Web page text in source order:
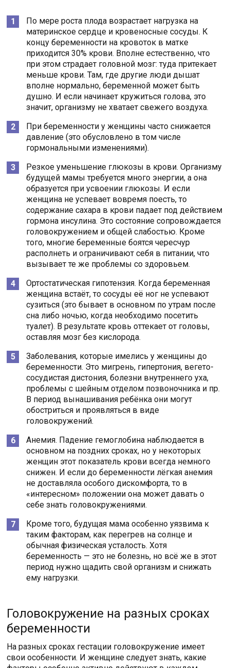
По мере роста плода возрастает нагрузка на
материнское сердце и кровеносные сосуды. К
концу беременности на кровоток в матке
приходится 30% крови. Вполне естественно, что
при этом страдает головной мозг: туда притекает
меньше крови. Там, где другие люди дышат
вполне нормально, беременной может быть
душно. И если начинает кружиться голова, это
значит, организму не хватает свежего воздуха.
При беременности у женщины часто снижается
давление (это обусловлено в том числе
гормональными изменениями).
Резкое уменьшение глюкозы в крови. Организму
будущей мамы требуется много энергии, а она
образуется при усвоении глюкозы. И если
женщина не успевает вовремя поесть, то
содержание сахара в крови падает под действием
гормона инсулина. Это состояние сопровождается
головокружением и общей слабостью. Кроме
того, многие беременные боятся чересчур
располнеть и ограничивают себя в питании, что
вызывает те же проблемы со здоровьем.
Ортостатическая гипотензия. Когда беременная
женщина встаёт, то сосуды её ног не успевают
сузиться (это бывает в основном по утрам после
сна либо ночью, когда необходимо посетить
туалет). В результате кровь оттекает от головы,
оставляя мозг без кислорода.
Заболевания, которые имелись у женщины до
беременности. Это мигрень, гипертония, вегето-
сосудистая дистония, болезни внутреннего уха,
проблемы с шейным отделом позвоночника и пр.
В период вынашивания ребёнка они могут
обостриться и проявляться в виде
головокружений.
Анемия. Падение гемоглобина наблюдается в
основном на поздних сроках, но у некоторых
женщин этот показатель крови всегда немного
снижен. И если до беременности лёгкая анемия
не доставляла особого дискомфорта, то в
«интересном» положении она может давать о
себе знать головокружениями.
Кроме того, будущая мама особенно уязвима к
таким факторам, как перегрев на солнце и
обычная физическая усталость. Хотя
беременность — это не болезнь, но всё же в этот
период нужно щадить свой организм и снижать
ему нагрузки.
Головокружение на разных сроках
беременности
На разных сроках гестации головокружение имеет
свои особенности. И женщине следует знать, какие